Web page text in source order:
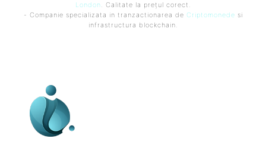
London. Calitate la prețul corect.
- Companie specializata in tranzactionarea de Criptomonede si
infrastructura blockchain.